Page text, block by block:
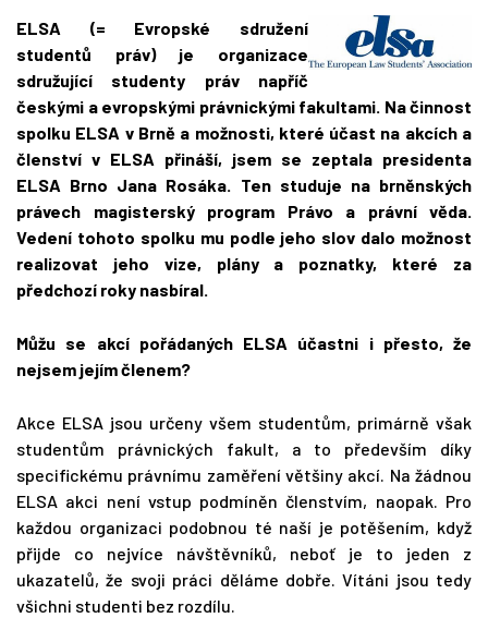
ELSA (= Evropské sdružení
studentů práv) je organizace
sdružující studenty práv napříč
českými a evropskými právnickými fakultami. Na činnost
spolku ELSA v Brně a možnosti, které účast na akcích a
členství v ELSA přináší, jsem se zeptala presidenta
ELSA Brno Jana Rosáka. Ten studuje na brněnských
právech magisterský program Právo a právní věda.
Vedení tohoto spolku mu podle jeho slov dalo možnost
realizovat jeho vize, plány a poznatky, které za
předchozí roky nasbíral.
Můžu se akcí pořádaných ELSA účastni i přesto, že
nejsem jejím členem?
Akce ELSA jsou určeny všem studentům, primárně však
studentům právnických fakult, a to především díky
specifickému právnímu zaměření většiny akcí. Na žádnou
ELSA akci není vstup podmíněn členstvím, naopak. Pro
každou organizaci podobnou té naší je potěšením, když
přijde co nejvíce návštěvníků, neboť je to jeden z
ukazatelů, že svoji práci děláme dobře. Vítáni jsou tedy
všichni studenti bez rozdílu.